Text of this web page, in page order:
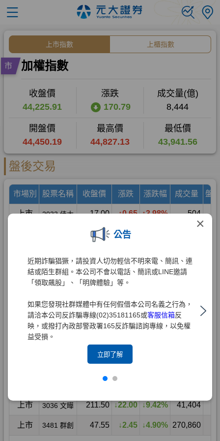
×
公告
近期詐騙猖獗，請投資人切勿輕信不明來電、簡訊、連
結或陌生群組。本公司不會以電話、簡訊或LINE邀請
「領取飆股」、「明牌體驗」等。
如果您發現社群媒體中有任何假借本公司名義之行為，
請洽本公司反詐騙專線(02)35181165或客服信箱反
映，或撥打內政部警政署165反詐騙諮詢專線，以免權
益受損。
立即了解